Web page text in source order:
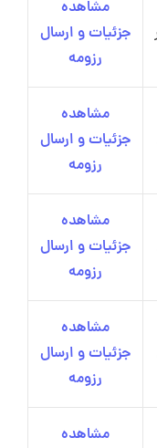
مشاهده
جزئیات و ارسال
رزومه
مشاهده
جزئیات و ارسال
رزومه
مشاهده
جزئیات و ارسال
رزومه
مشاهده
جزئیات و ارسال
رزومه
مشاهده